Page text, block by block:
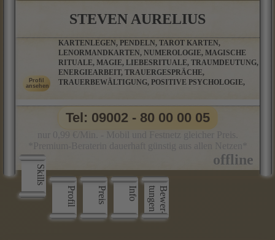
STEVEN AURELIUS
KARTENLEGEN, PENDELN, TAROT KARTEN,
LENORMANDKARTEN, NUMEROLOGIE, MAGISCHE
RITUALE, MAGIE, LIEBESRITUALE, TRAUMDEUTUNG,
ENERGIEARBEIT, TRAUERGESPRÄCHE,
TRAUERBEWÄLTIGUNG, POSITIVE PSYCHOLOGIE,
Skills
Profil
Preis Info B
e
w
e
r
­
t
u
n
g
e
n
Tel: 09002 - 80 00 00 05